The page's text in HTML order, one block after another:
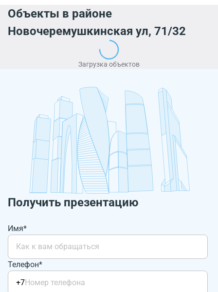
Объекты в районе
Новочеремушкинская ул, 71/32
Загрузка объектов
Получить презентацию
Имя*
Телефон*
+7